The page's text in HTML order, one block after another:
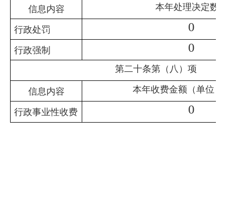
信息内容 本年处理决定数
行政处罚 0
行政强制 0
第二十条第（八）项
信息内容 本年收费金额（单位：
行政事业性收费 0